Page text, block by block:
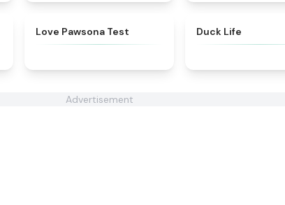
Love Pawsona Test Duck Life
Advertisement